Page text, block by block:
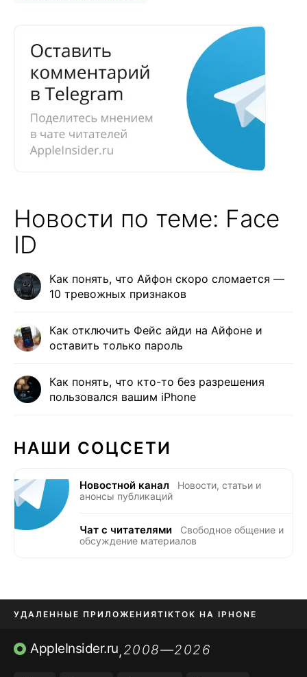
Новости по теме: Face
ID
Как понять, что Айфон скоро сломается —
10 тревожных признаков
Как отключить Фейс айди на Айфоне и
оставить только пароль
Как понять, что кто-то без разрешения
пользовался вашим iPhone
НАШИ СОЦСЕТИ
Новостной канал
Новости, статьи и
анонсы публикаций
Чат с читателями
Свободное общение и
обсуждение материалов
УДАЛЕННЫЕ ПРИЛОЖЕНИЯTIKTOK НА IPHONE
ПРИЛОЖЕНИЯ БЕЗ APP STORE
AppleInsider.ru,2008—2026